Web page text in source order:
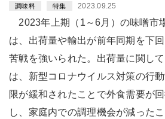
調味料 特集 2023.09.25
2023年上期（1～6月）の味噌市
は、出荷量や輸出が前年同期を下回
苦戦を強いられた。出荷量に関して
は、新型コロナウイルス対策の行動
限が緩和されたことで外食需要が
し、家庭内での調理機会が減ったこ